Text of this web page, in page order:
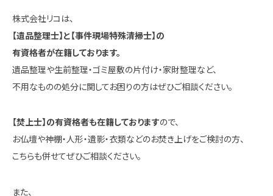
株式会社リコは、
【遺品整理士】と【事件現場特殊清掃士】の
有資格者が在籍しております。
遺品整理や生前整理・ゴミ屋敷の片付け・家財整理など、
不用なものの処分に関してお困りの方はぜひご相談ください。
【焚上士】の有資格者も在籍しておりますので、
お仏壇や神棚・人形・遺影・衣類などのお焚き上げをご検討の方、
こちらも併せてぜひご相談ください。
また、